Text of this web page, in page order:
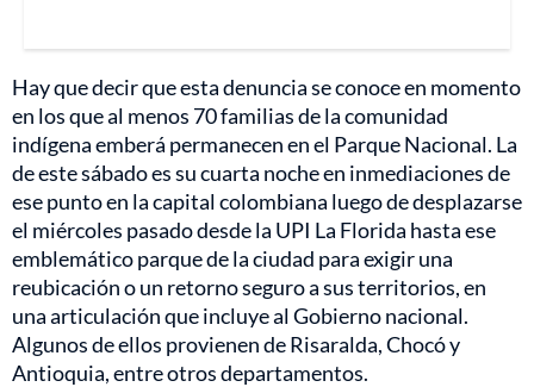
Hay que decir que esta denuncia se conoce en momento
en los que al menos 70 familias de la comunidad
indígena emberá permanecen en el Parque Nacional. La
de este sábado es su cuarta noche en inmediaciones de
ese punto en la capital colombiana luego de desplazarse
el miércoles pasado desde la UPI La Florida hasta ese
emblemático parque de la ciudad para exigir una
reubicación o un retorno seguro a sus territorios, en
una articulación que incluye al Gobierno nacional.
Algunos de ellos provienen de Risaralda, Chocó y
Antioquia, entre otros departamentos.